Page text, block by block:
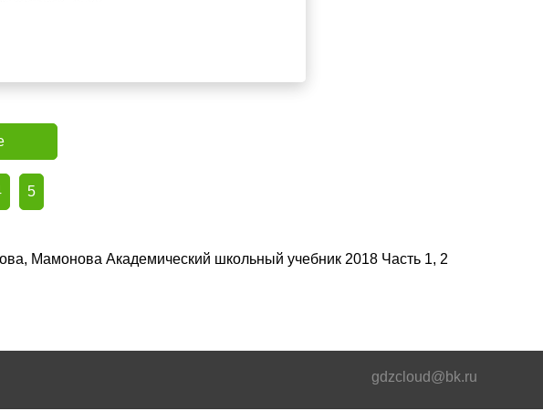
5
Мамонова Академический школьный учебник 2018 Часть 1, 2
gdzcloud@bk.ru